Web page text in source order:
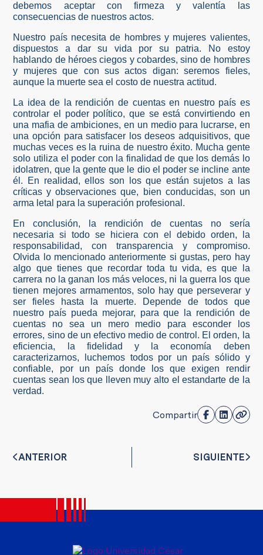
debemos aceptar con firmeza y valentía las
consecuencias de nuestros actos.
Nuestro país necesita de hombres y mujeres valientes,
dispuestos a dar su vida por su patria. No estoy
hablando de héroes ciegos y cobardes, sino de hombres
y mujeres que con sus actos digan: seremos fieles,
aunque la muerte sea el costo de nuestra actitud.
La idea de la rendición de cuentas en nuestro país es
controlar el poder político, que se está convirtiendo en
una mafia de ambiciones, en un medio para lucrarse, en
una opción para satisfacer los deseos adquisitivos, que
muchas veces es la ruina de nuestro éxito. Mucha gente
solo utiliza el poder con la finalidad de que los demás lo
idolatren, que la gente que le dio el poder se incline ante
él. En realidad, ellos son los que están sujetos a las
críticas y observaciones que, bien conducidas, son un
arma letal para la superación profesional.
En conclusión, la rendición de cuentas no sería
necesaria si todo se hiciera con el debido orden, la
responsabilidad, con transparencia y compromiso.
Olvida lo mencionado anteriormente si gustas, pero hay
algo que tienes que recordar toda tu vida, es que la
carrera no la ganan los más veloces, ni la guerra los que
tienen mejores armamentos, solo hay que perseverar y
ser fieles hasta la muerte. Depende de todos que
nuestro país pueda mejorar, para que la rendición de
cuentas no sea un mero medio para esconder los
errores, sino de un efectivo medio de control. El orden, la
eficiencia, la fidelidad y la economía deben
caracterizarnos, luchemos todos por un país sólido y
confiable, por un país donde los que exigen rendir
cuentas sean los que lleven muy alto el estandarte de la
verdad.
Compartir
ANTERIOR SIGUIENTE